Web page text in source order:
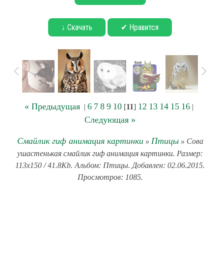
↓ Скачать ✔ Нравится
« Предыдущая | 6 7 8 9 10 [11] 12 13 14 15 16 |
Следующая »
Смайлик гиф анимация картинки» Птицы» Сова
ушастенькая смайлик гиф анимация картинки. Размер:
113x150 / 41.8Kb. Альбом: Птицы. Добавлен: 02.06.2015.
Просмотров: 1085.